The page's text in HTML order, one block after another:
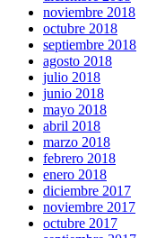
noviembre 2018
octubre 2018
septiembre 2018
agosto 2018
julio 2018
junio 2018
mayo 2018
abril 2018
marzo 2018
febrero 2018
enero 2018
diciembre 2017
noviembre 2017
octubre 2017